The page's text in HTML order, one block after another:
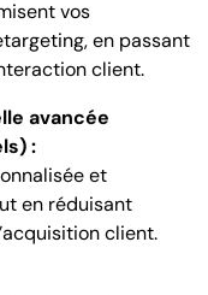
vos
en passant
client.
avancée
:
et
en réduisant
client.